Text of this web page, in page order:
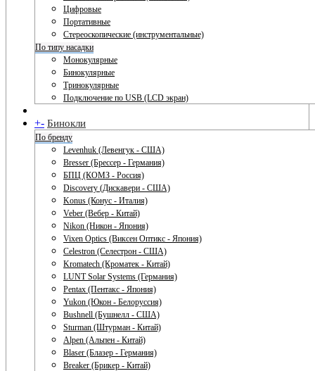
Цифровые
Портативные
Стереоскопические (инструментальные)
По типу насадки
Монокулярные
Бинокулярные
Тринокулярные
Подключение по USB (LCD экран)
+- Бинокли
По бренду
Levenhuk (Левенгук - США)
Bresser (Брессер - Германия)
БПЦ (КОМЗ - Россия)
Discovery (Дискавери - США)
Konus (Конус - Италия)
Veber (Вебер - Китай)
Nikon (Никон - Япония)
Vixen Optics (Виксен Оптикс - Япония)
Celestron (Селестрон - США)
Kromatech (Кроматек - Китай)
LUNT Solar Systems (Германия)
Pentax (Пентакс - Япония)
Yukon (Юкон - Белоруссия)
Bushnell (Бушнелл - США)
Sturman (Штурман - Китай)
Alpen (Альпен - Китай)
Blaser (Блазер - Германия)
Breaker (Брикер - Китай)